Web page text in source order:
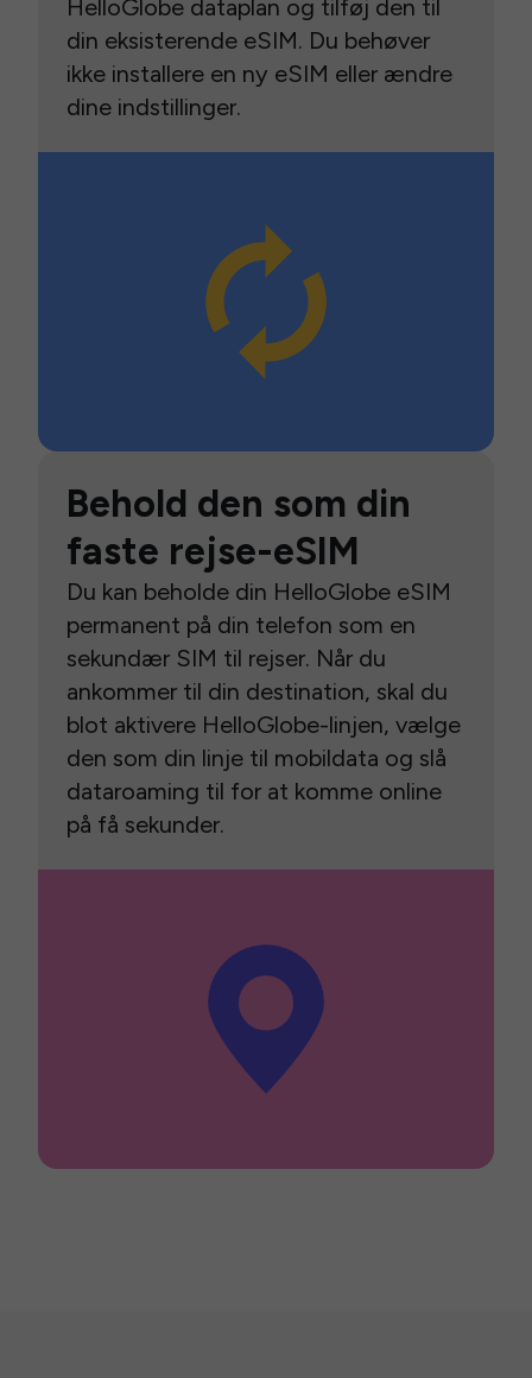
HelloGlobe dataplan og tilføj den til
din eksisterende eSIM. Du behøver
ikke installere en ny eSIM eller ændre
dine indstillinger.
Behold den som din
faste rejse-eSIM
Du kan beholde din HelloGlobe eSIM
permanent på din telefon som en
sekundær SIM til rejser. Når du
ankommer til din destination, skal du
blot aktivere HelloGlobe-linjen, vælge
den som din linje til mobildata og slå
dataroaming til for at komme online
på få sekunder.